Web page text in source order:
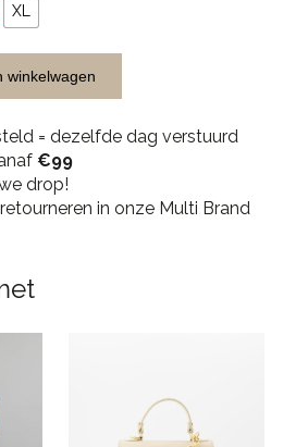
XL
winkelwagen
= dezelfde dag verstuurd
€99
drop!
in onze Multi Brand